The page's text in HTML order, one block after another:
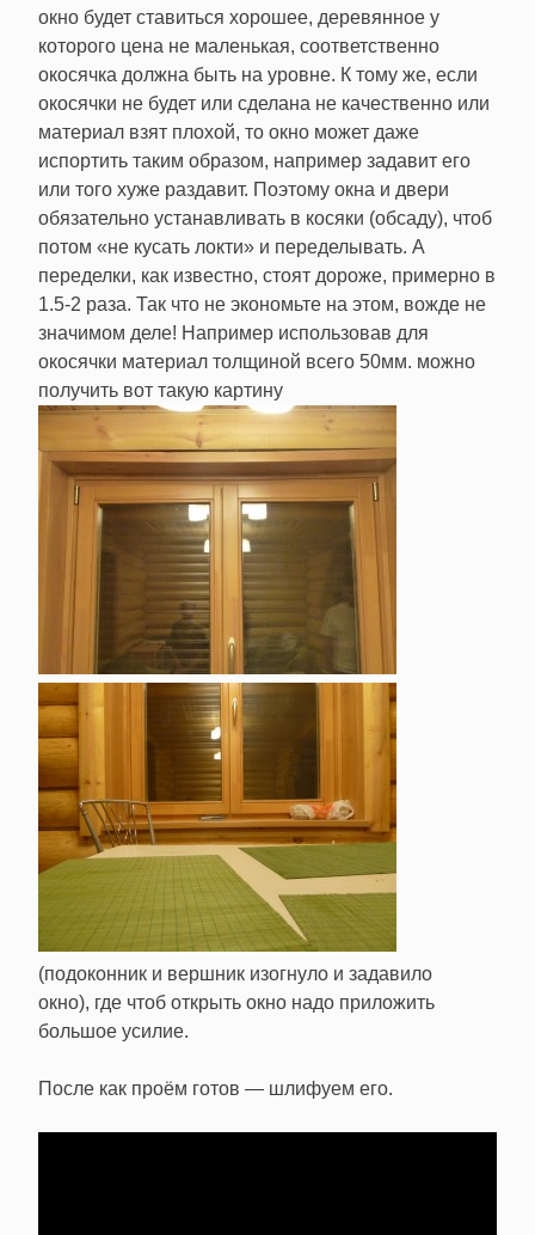
окно будет ставиться хорошее, деревянное у
которого цена не маленькая, соответственно
окосячка должна быть на уровне. К тому же, если
окосячки не будет или сделана не качественно или
материал взят плохой, то окно может даже
испортить таким образом, например задавит его
или того хуже раздавит. Поэтому окна и двери
обязательно устанавливать в косяки (обсаду), чтоб
потом «не кусать локти» и переделывать. А
переделки, как известно, стоят дороже, примерно в
1.5-2 раза. Так что не экономьте на этом, вожде не
значимом деле! Например использовав для
окосячки материал толщиной всего 50мм. можно
получить вот такую картину
(подоконник и вершник изогнуло и задавило
окно), где чтоб открыть окно надо приложить
большое усилие.
После как проём готов — шлифуем его.